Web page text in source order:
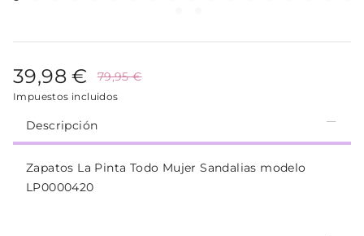
39,98 € 79,95 €
Impuestos incluidos
Descripción
Zapatos La Pinta Todo Mujer Sandalias modelo
LP0000420